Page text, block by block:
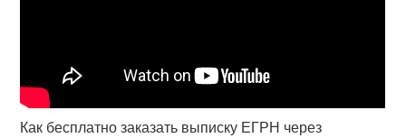
Как бесплатно заказать выписку ЕГРН через